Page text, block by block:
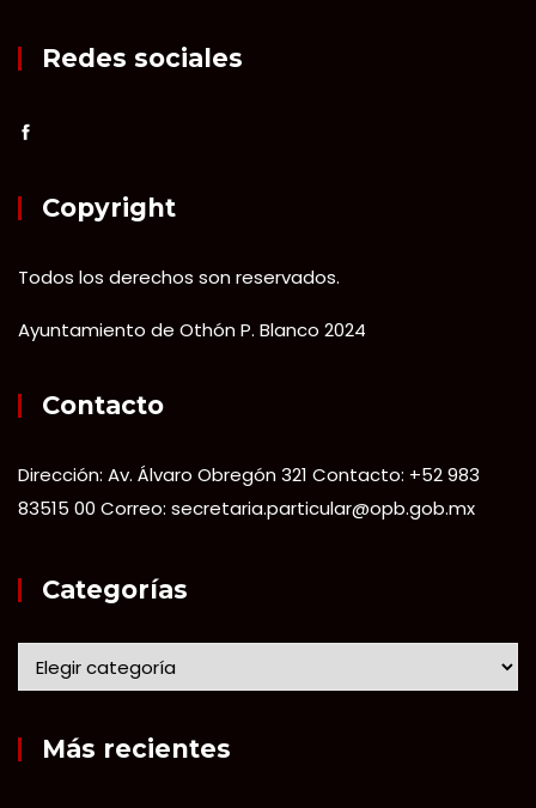
Redes sociales
Copyright
Todos los derechos son reservados.
Ayuntamiento de Othón P. Blanco 2024
Contacto
Dirección: Av. Álvaro Obregón 321 Contacto: +52 983
83515 00 Correo: secretaria.particular@opb.gob.mx
Categorías
Más recientes